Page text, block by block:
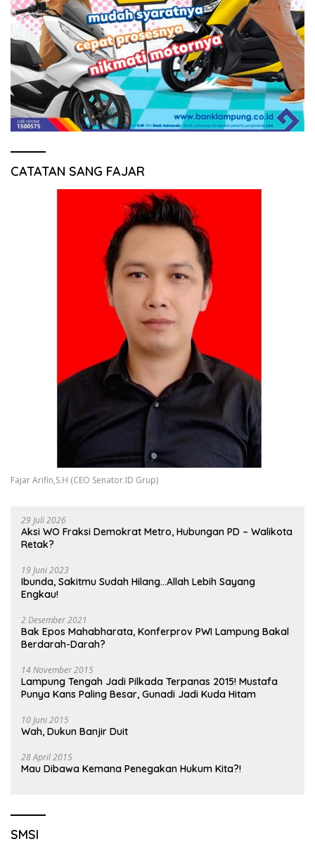
CATATAN SANG FAJAR
Fajar Arifin,S.H (CEO Senator.ID Grup)
29 Juli 2026
Aksi WO Fraksi Demokrat Metro, Hubungan PD – Walikota
Retak?
19 Juni 2023
Ibunda, Sakitmu Sudah Hilang…Allah Lebih Sayang
Engkau!
2 Desember 2021
Bak Epos Mahabharata, Konferprov PWI Lampung Bakal
Berdarah-Darah?
14 November 2015
Lampung Tengah Jadi Pilkada Terpanas 2015! Mustafa
Punya Kans Paling Besar, Gunadi Jadi Kuda Hitam
10 Juni 2015
Wah, Dukun Banjir Duit
28 April 2015
Mau Dibawa Kemana Penegakan Hukum Kita?!
SMSI